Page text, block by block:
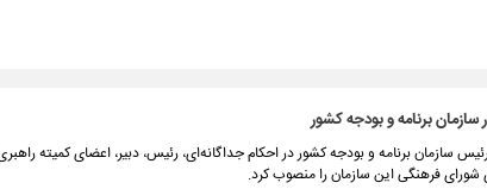
برنامه و بودجه کشور
سازمان برنامه و بودجه کشور در احکام جداگانه‌ای، رئیس، دبیر، اعضای کمیته
شورای فرهنگی این سازمان را منصوب کرد.